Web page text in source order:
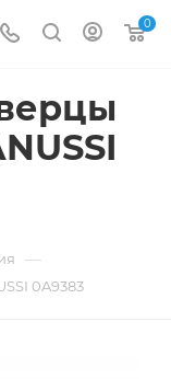
0
—
0A9383